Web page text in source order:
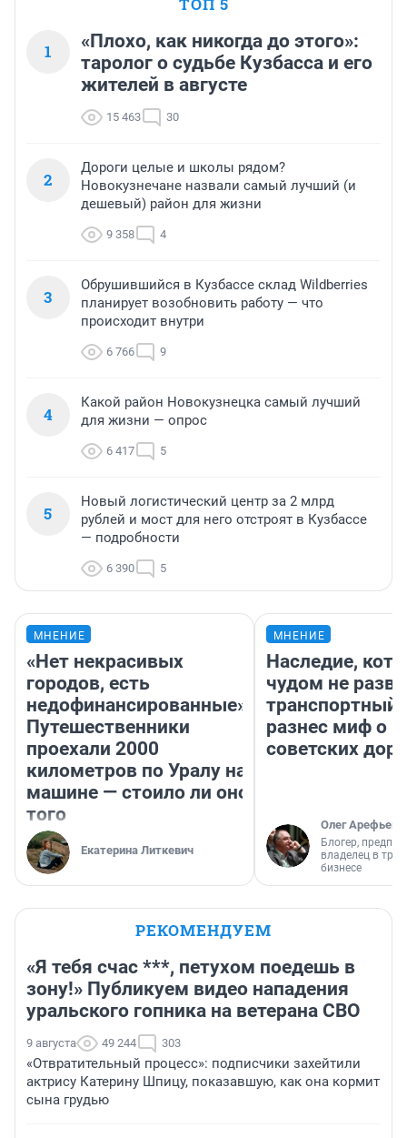
1
«Плохо, как никогда до этого»:
таролог о судьбе Кузбасса и его
жителей в августе
15 463 30
2
Дороги целые и школы рядом?
Новокузнечане назвали самый лучший (и
дешевый) район для жизни
9 358 4
3
Обрушившийся в Кузбассе склад Wildberries
планирует возобновить работу — что
происходит внутри
6 766 9
4
Какой район Новокузнецка самый лучший
для жизни — опрос
6 417 5
5
Новый логистический центр за 2 млрд
рублей и мост для него отстроят в Кузбассе
— подробности
6 390 5
МНЕНИЕ
«Нет некрасивых
городов, есть
недофинансированные».
Путешественники
проехали 2000
километров по Уралу на
машине — стоило ли оно
того
Екатерина Литкевич
МНЕНИЕ
Наследие,
чудом не
транспортный
разнес миф о
советских
Олег Арефьев
Блогер,
владелец в
бизнесе
РЕКОМЕНДУЕМ
«Я тебя счас ***, петухом поедешь в
зону!» Публикуем видео нападения
уральского гопника на ветерана СВО
9 августа 49 244 303
«Отвратительный процесс»: подписчики захейтили
актрису Катерину Шпицу, показавшую, как она кормит
сына грудью